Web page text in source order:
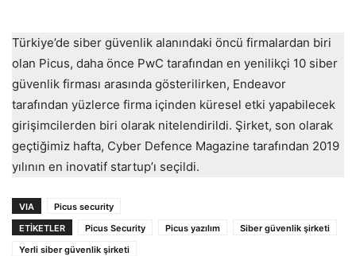
Türkiye’de siber güvenlik alanındaki öncü firmalardan biri
olan Picus, daha önce PwC tarafından en yenilikçi 10 siber
güvenlik firması arasında gösterilirken, Endeavor
tarafından yüzlerce firma içinden küresel etki yapabilecek
girişimcilerden biri olarak nitelendirildi. Şirket, son olarak
geçtiğimiz hafta, Cyber Defence Magazine tarafından 2019
yılının en inovatif startup’ı seçildi.
VIA
Picus security
ETIKETLER
Picus Security Picus yazılım
Siber güvenlik şirketi
Yerli siber güvenlik şirketi